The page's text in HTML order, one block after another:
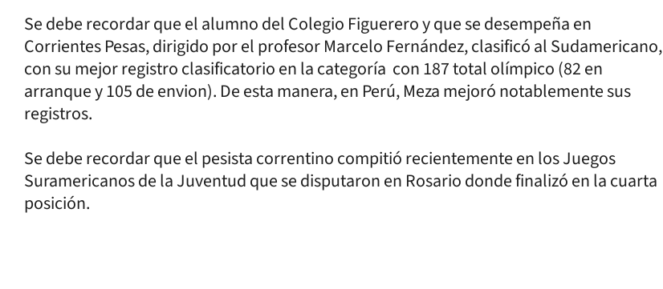
Se debe recordar que el alumno del Colegio Figuerero y que se desempeña en
Corrientes Pesas, dirigido por el profesor Marcelo Fernández, clasificó al Sudamericano,
con su mejor registro clasificatorio en la categoría con 187 total olímpico (82 en
arranque y 105 de envion). De esta manera, en Perú, Meza mejoró notablemente sus
registros.
Se debe recordar que el pesista correntino compitió recientemente en los Juegos
Suramericanos de la Juventud que se disputaron en Rosario donde finalizó en la cuarta
posición.